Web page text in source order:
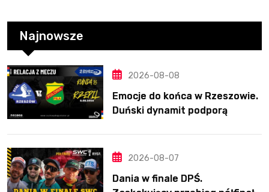
Najnowsze
2026-08-08
Emocje do końca w Rzeszowie.
Duński dynamit podporą
2026-08-07
Dania w finale DPŚ.